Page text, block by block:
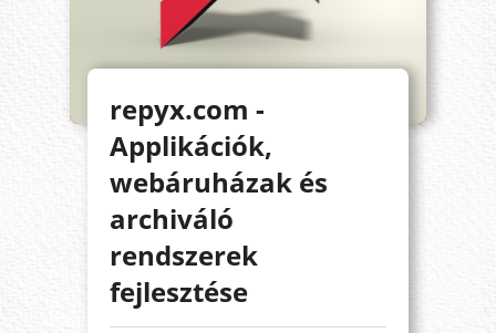
repyx.com -
Applikációk,
webáruházak és
archiváló
rendszerek
fejlesztése